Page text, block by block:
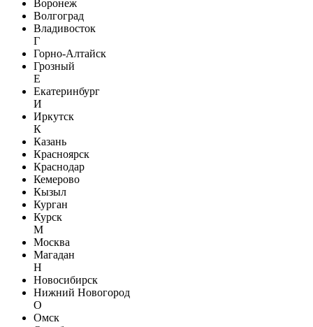
Воронеж
Волгоград
Владивосток
Г
Горно-Алтайск
Грозный
Е
Екатеринбург
И
Иркутск
К
Казань
Красноярск
Краснодар
Кемерово
Кызыл
Курган
Курск
М
Москва
Магадан
Н
Новосибирск
Нижний Новогород
О
Омск